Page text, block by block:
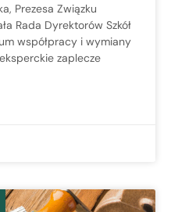
Prezesa Związku
Rada Dyrektorów Szkół
współpracy i wymiany
zaplecze